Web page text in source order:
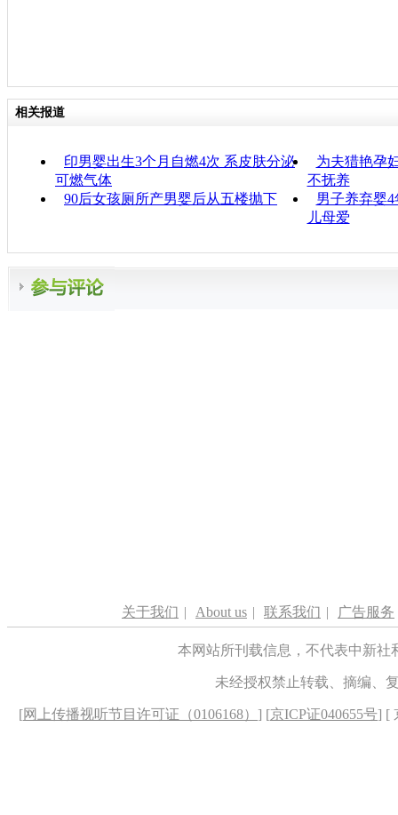
相关报道
印男婴出生3个月自燃4次 系皮肤分泌
可燃气体
为夫猎艳孕
不抚养
90后女孩厕所产男婴后从五楼抛下
男子养弃婴
儿母爱
关于我们 | About us | 联系我们 | 广告服务
本网站所刊载信息，不代表中新
未经授权禁止转载、摘编、
[网上传播视听节目许可证（0106168） ] [京ICP证040655号] [